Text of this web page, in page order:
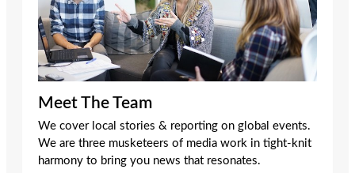
Meet The Team
We cover local stories & reporting on global events.
We are three musketeers of media work in tight-knit
harmony to bring you news that resonates.